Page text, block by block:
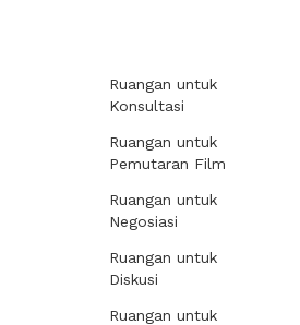
Ruangan untuk
Konsultasi
Ruangan untuk
Pemutaran Film
Ruangan untuk
Negosiasi
Ruangan untuk
Diskusi
Ruangan untuk